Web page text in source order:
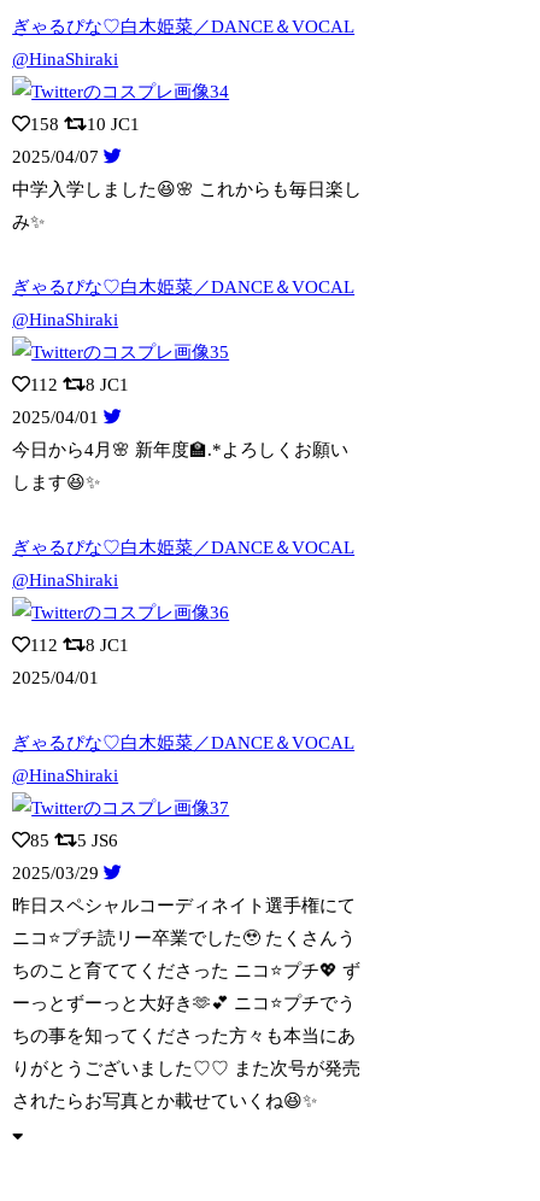
ぎゃるぴな♡白木姫菜／DANCE＆VOCAL
@HinaShiraki
158 10 JC1
2025/04/07
中学入学しました😆🌸 これからも毎日楽し
み✨️
ぎゃるぴな♡白木姫菜／DANCE＆VOCAL
@HinaShiraki
112 8 JC1
2025/04/01
今日から4月🌸 新年度🏫.*よろしくお願い
します😆✨️
ぎゃるぴな♡白木姫菜／DANCE＆VOCAL
@HinaShiraki
112 8 JC1
2025/04/01
ぎゃるぴな♡白木姫菜／DANCE＆VOCAL
@HinaShiraki
85 5 JS6
2025/03/29
昨日スペシャルコーディネイト選手権にて
ニコ⭐️プチ読リー卒業でした🥹 たくさ んう
ちのこと育ててくださった ニコ⭐️プチ💖 ず
ーっとずーっと大好き🫶💕︎︎ ニコ⭐️プチでう
ちの事を知ってくださった方々も本当にあ
りがとうございました♡♡ また次号が発売
されたらお写真とか載せていくね😆✨️